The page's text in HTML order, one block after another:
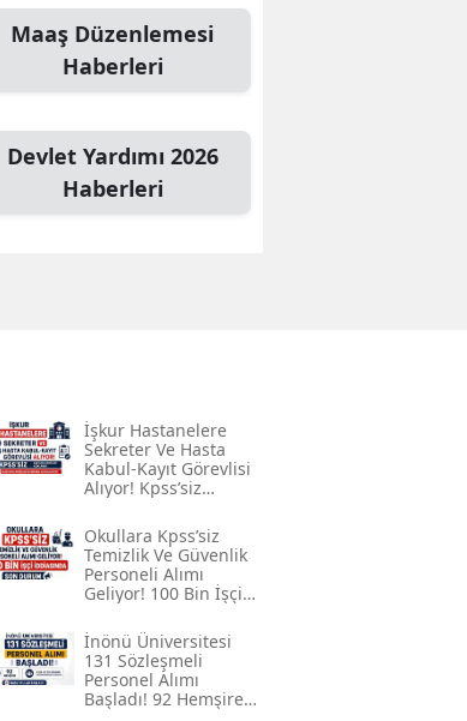
Mersin
İstanbul
İzmir
Kars
Kocaeli
Konya
Malatya
Kahramanmaraş
Maaş Düzenlemesi
Haberleri
Devlet Yardımı 2026
Haberleri
İşkur Hastanelere
Sekreter Ve Hasta
Kabul-Kayıt Görevlisi
Alıyor! Kpss’siz
Açıklandı
Okullara Kpss’siz
Temizlik Ve Güvenlik
Personeli Alımı
Geliyor! 100 Bin İşçi
Durum
İnönü Üniversitesi
131 Sözleşmeli
Personel Alımı
Başladı! 92 Hemşire